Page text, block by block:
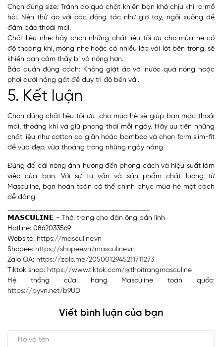
Chọn đúng size: Tránh áo quá chật khiến bạn khó chịu khi ra mồ
hôi. Nên thử áo với các động tác như giơ tay, ngồi xuống để
đảm bảo thoải mái.
Chất liệu nhẹ: hãy chọn những chất liệu tối ưu cho mùa hè có
độ thoáng khí, mỏng nhẹ hoặc có nhiều lớp vải lót bên trong, sẽ
khiến bạn cảm thấy bí và nóng hơn.
Bảo quản đúng cách: Không giặt áo với nước quá nóng hoặc
phơi dưới nắng gắt để duy trì độ bền vải.
5. Kết luận
Chọn đúng chất liệu tối ưu cho mùa hè sẽ giúp bạn mặc thoải
mái, thoáng khí và giữ phong thái mỗi ngày. Hãy ưu tiên những
chất liệu như cotton co giãn hoặc bamboo và chọn form slim-fit
để vừa đẹp, vừa thoáng trong những ngày nắng.
Đừng để cái nóng ảnh hưởng đến phong cách và hiệu suất làm
việc của bạn. Với sự tư vấn và sản phẩm chất lượng từ
Masculine, bạn hoàn toàn có thể chinh phục mùa hè một cách
dễ dàng.
𝗠𝗔𝗦𝗖𝗨𝗟𝗜𝗡𝗘 - Thời trang cho đàn ông bản lĩnh
Hotline: 0862033569
Website: https://masculine.vn
Shopee: https://shopee.vn/masculine.vn
Zalo OA: https://zalo.me/2050012945211711273
Tiktok shop: https://www.tiktok.com/@thoitrangmasculine
Hệ thống cửa hàng Masculine toàn quốc:
https://byvn.net/b9UD
Viết bình luận của bạn